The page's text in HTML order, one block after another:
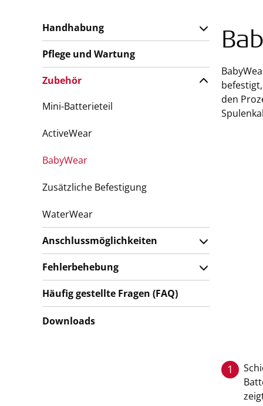
den
1
Handhabung
Pflege und Wartung
Zubehör
Mini-Batterieteil
ActiveWear
BabyWear
Zusätzliche Befestigung
WaterWear
Anschlussmöglichkeiten
Fehlerbehebung
Häufig gestellte Fragen (FAQ)
Downloads